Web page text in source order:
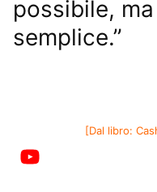
possibile,
semplice.”
[Dal libro: